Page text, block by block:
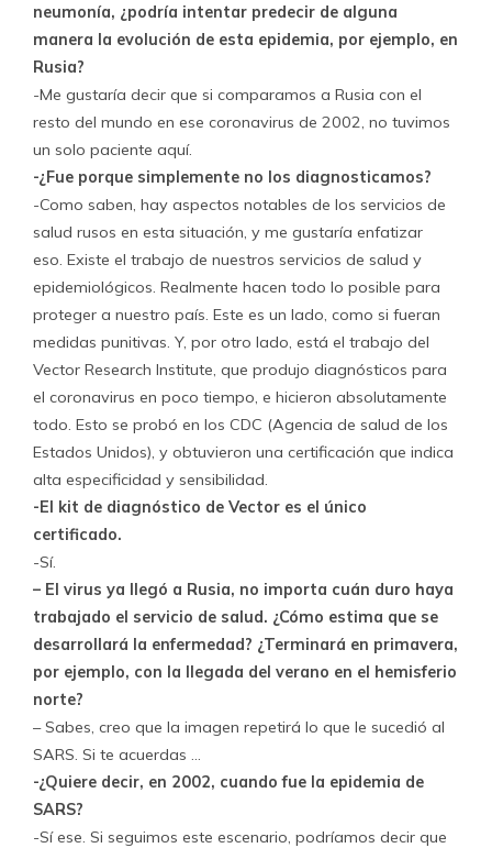
neumonía, ¿podría intentar predecir de alguna
manera la evolución de esta epidemia, por ejemplo, en
Rusia?
-Me gustaría decir que si comparamos a Rusia con el
resto del mundo en ese coronavirus de 2002, no tuvimos
un solo paciente aquí.
-¿Fue porque simplemente no los diagnosticamos?
-Como saben, hay aspectos notables de los servicios de
salud rusos en esta situación, y me gustaría enfatizar
eso. Existe el trabajo de nuestros servicios de salud y
epidemiológicos. Realmente hacen todo lo posible para
proteger a nuestro país. Este es un lado, como si fueran
medidas punitivas. Y, por otro lado, está el trabajo del
Vector Research Institute, que produjo diagnósticos para
el coronavirus en poco tiempo, e hicieron absolutamente
todo. Esto se probó en los CDC (Agencia de salud de los
Estados Unidos), y obtuvieron una certificación que indica
alta especificidad y sensibilidad.
-El kit de diagnóstico de Vector es el único
certificado.
-Sí.
– El virus ya llegó a Rusia, no importa cuán duro haya
trabajado el servicio de salud. ¿Cómo estima que se
desarrollará la enfermedad? ¿Terminará en primavera,
por ejemplo, con la llegada del verano en el hemisferio
norte?
– Sabes, creo que la imagen repetirá lo que le sucedió al
SARS. Si te acuerdas …
-¿Quiere decir, en 2002, cuando fue la epidemia de
SARS?
-Sí ese. Si seguimos este escenario, podríamos decir que